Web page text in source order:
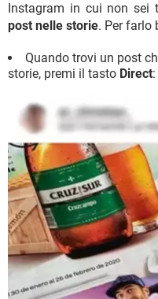
Instagram in cui non
post nelle storie. Per farlo
Quando trovi un post
storie, premi il tasto Direct: